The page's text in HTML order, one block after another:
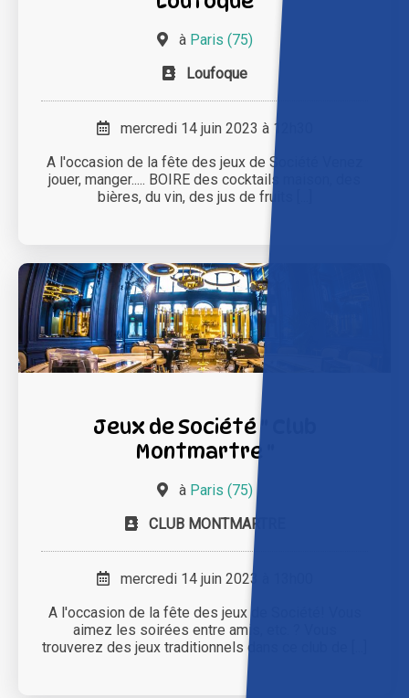
à Paris (75)
Loufoque
mercredi 14 juin 2023 à 12h30
A l'occasion de la fête des jeux de Société Venez
jouer, manger..... BOIRE des cocktails maison, des
bières, du vin, des jus de fruits [...]
Jeux de Société " Club
Montmartre "
à Paris (75)
CLUB MONTMARTRE
mercredi 14 juin 2023 à 13h00
A l'occasion de la fête des jeux de Société! Vous
aimez les soirées entre amis, etc. ? Vous
trouverez des jeux traditionnels dans ce club de [...]